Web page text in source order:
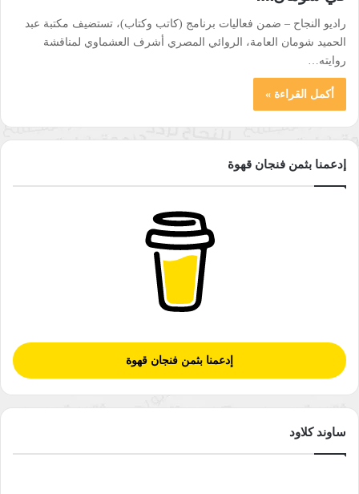
راديو النجاح – ضمن فعاليات برنامج (كاتب وكتاب)، تستضيف مكتبة عبد
الحميد شومان العامة، الروائي المصري أشرف العشماوي لمناقشة
روايته…
أكمل القراءة »
إدعمنا بثمن فنجان قهوة
إدعمنا بثمن فنجان قهوة
ساوند كلاود